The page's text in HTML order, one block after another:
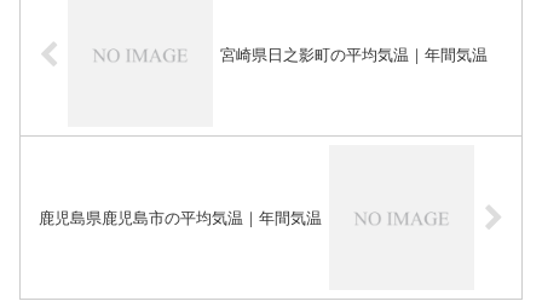
宮崎県日之影町の平均気温｜年間気温
鹿児島県鹿児島市の平均気温｜年間気温